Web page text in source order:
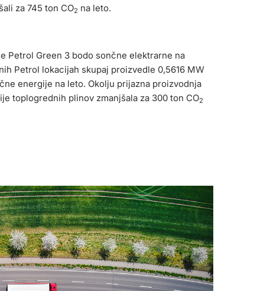
za 745 ton CO2 na leto.
Petrol Green 3 bodo sončne elektrarne na
Petrol lokacijah skupaj proizvedle 0,5616 MW
energije na leto. Okolju prijazna proizvodnja
toplogrednih plinov zmanjšala za 300 ton CO2